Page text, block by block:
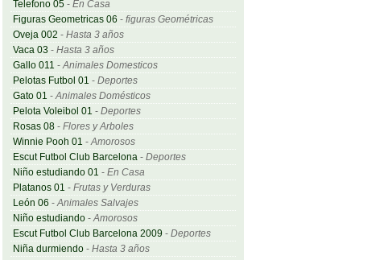
Telefono 05- En Casa
Figuras Geometricas 06 - figuras Geométricas
Oveja 002 - Hasta 3 años
Vaca 03 - Hasta 3 años
Gallo 011 -Animales Domesticos
Pelotas Futbol 01 - Deportes
Gato 01 -Animales Domésticos
Pelota Voleibol 01 - Deportes
Rosas 08- Flores y Arboles
Winnie Pooh 01 -Amorosos
Escut Futbol Club Barcelona- Deportes
Niño estudiando 01 - En Casa
Platanos 01 - Frutas y Verduras
León 06 -Animales Salvajes
Niño estudiando-Amorosos
Escut Futbol Club Barcelona 2009 - Deportes
Niña durmiendo- Hasta 3 años